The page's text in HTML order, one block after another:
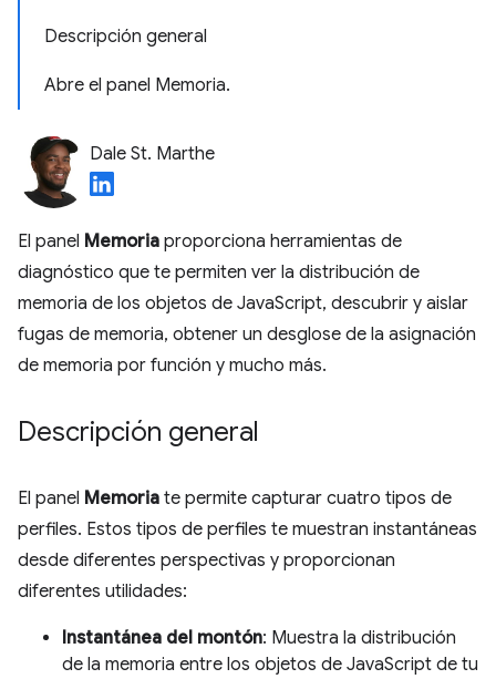
Descripción general
Abre el panel Memoria.
Dale St. Marthe
El panel Memoria proporciona herramientas de
diagnóstico que te permiten ver la distribución de
memoria de los objetos de JavaScript, descubrir y aislar
fugas de memoria, obtener un desglose de la asignación
de memoria por función y mucho más.
Descripción general
El panel Memoria te permite capturar cuatro tipos de
perfiles. Estos tipos de perfiles te muestran instantáneas
desde diferentes perspectivas y proporcionan
diferentes utilidades:
Instantánea del montón: Muestra la distribución
de la memoria entre los objetos de JavaScript de tu